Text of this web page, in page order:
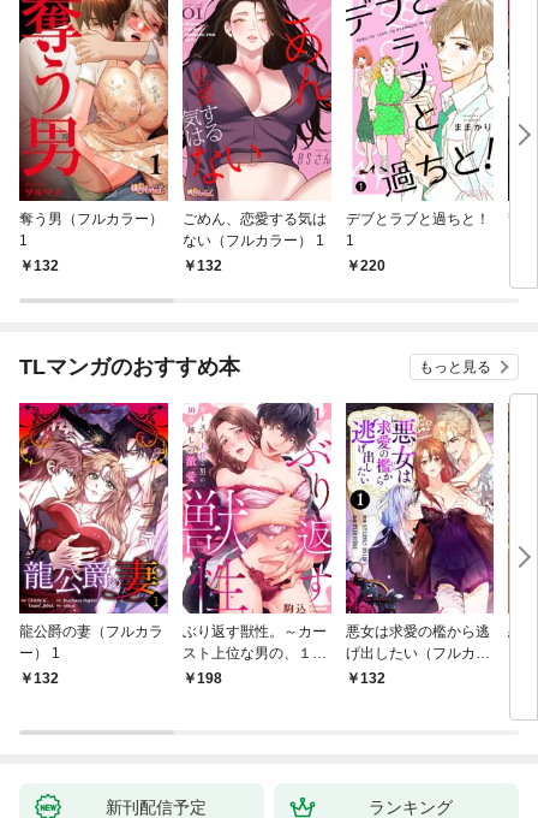
奪う男（フルカラー）
1
132
ごめん、恋愛する気は
ない（フルカラー） 1
132
デブとラブと過ちと！
1
220
龍
TLマンガのおすすめ本 もっと見る
龍公爵の妻（フルカラ
ー） 1
132
ぶり返す獣性。～カー
スト上位な男の、１０
年越しの激愛１
198
悪女は求愛の檻から逃
げ出したい（フルカラ
ー） 1
132
恋
新刊配信予定 ランキング